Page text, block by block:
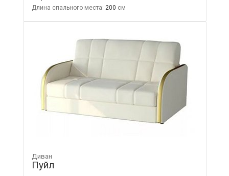
Длина спального места: 200
Диван
Пуйл